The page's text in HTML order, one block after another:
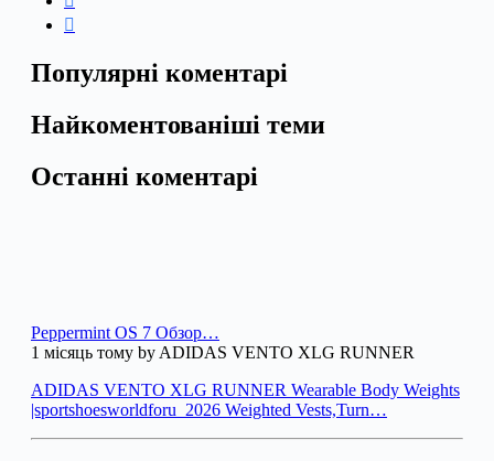
Популярні коментарі
Найкоментованіші теми
Останні коментарі
Peppermint OS 7 Обзор…
1 місяць тому by ADIDAS VENTO XLG RUNNER
ADIDAS VENTO XLG RUNNER Wearable Body Weights
|sportshoesworldforu_2026 Weighted Vests,Turn…